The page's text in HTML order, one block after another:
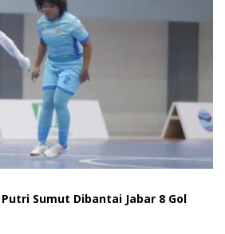
Sumut Dibantai Jabar 8 Gol